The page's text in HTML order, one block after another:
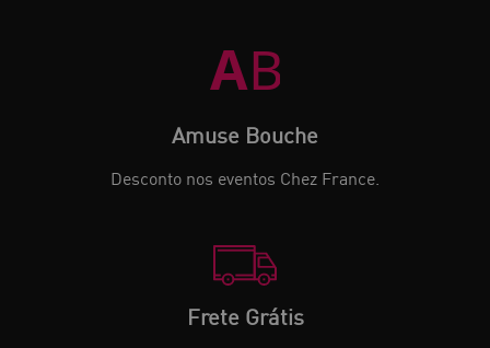
AB
Amuse Bouche
Desconto nos eventos Chez France.
Frete Grátis